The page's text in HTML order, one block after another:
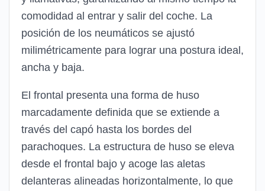
comodidad al entrar y salir del coche. La
posición de los neumáticos se ajustó
milimétricamente para lograr una postura ideal,
ancha y baja.
El frontal presenta una forma de huso
marcadamente definida que se extiende a
través del capó hasta los bordes del
parachoques. La estructura de huso se eleva
desde el frontal bajo y acoge las aletas
delanteras alineadas horizontalmente, lo que